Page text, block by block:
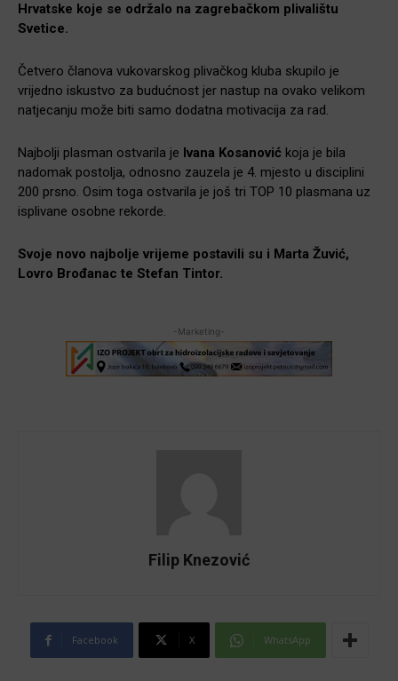
Hrvatske koje se održalo na zagrebačkom plivalištu
Svetice.
Četvero članova vukovarskog plivačkog kluba skupilo je
vrijedno iskustvo za budućnost jer nastup na ovako velikom
natjecanju može biti samo dodatna motivacija za rad.
Najbolji plasman ostvarila je Ivana Kosanović koja je bila
nadomak postolja, odnosno zauzela je 4. mjesto u disciplini
200 prsno. Osim toga ostvarila je još tri TOP 10 plasmana uz
isplivane osobne rekorde.
Svoje novo najbolje vrijeme postavili su i Marta Žuvić,
Lovro Brođanac te Stefan Tintor.
-Marketing-
Filip Knezović
Facebook X WhatsApp